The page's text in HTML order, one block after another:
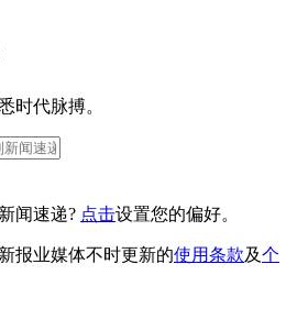
时代脉搏。
闻速递? 点击设置您的偏好。
报业媒体不时更新的使用条款及个